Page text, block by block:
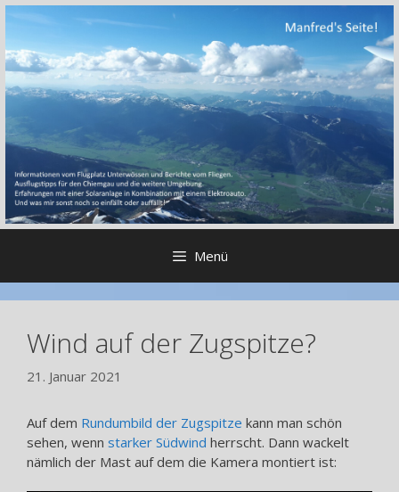
Zum
springen
Menü
Wind auf der Zugspitze?
21. Januar 2021
Auf dem Rundumbild der Zugspitze kann man schön
sehen, wenn starker Südwind herrscht. Dann wackelt
nämlich der Mast auf dem die Kamera montiert ist: